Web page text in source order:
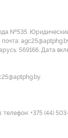
№535.
569166. Дата
+375 (44)